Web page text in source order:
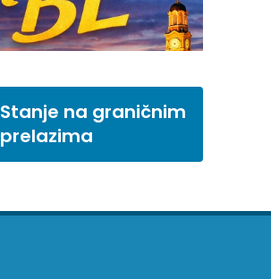
Stanje na graničnim
prelazima